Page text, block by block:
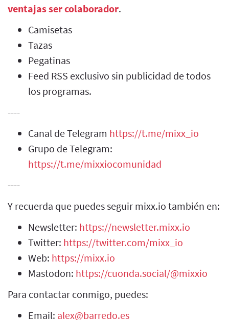
ventajas ser colaborador.
Camisetas
Tazas
Pegatinas
Feed RSS exclusivo sin publicidad de todos
los programas.
----
Canal de Telegram https://t.me/mixx_io
Grupo de Telegram:
https://t.me/mixxiocomunidad
----
Y recuerda que puedes seguir mixx.io también en:
Newsletter: https://newsletter.mixx.io
Twitter: https://twitter.com/mixx_io
Web: https://mixx.io
Mastodon: https://cuonda.social/@mixxio
Para contactar conmigo, puedes:
Email: alex@barredo.es